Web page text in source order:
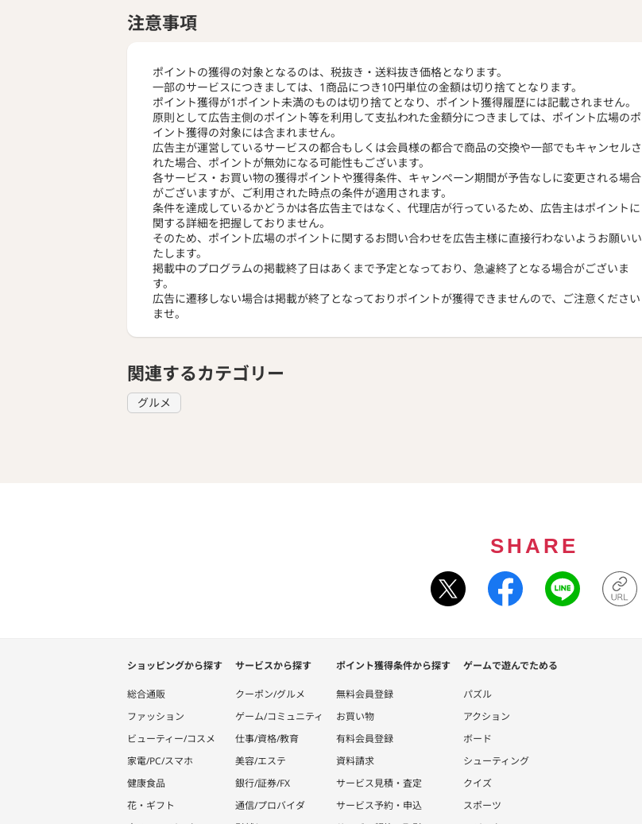
注意事項
ポイントの獲得の対象となるのは、税抜き・送料抜き価格となります。
一部のサービスにつきましては、1商品につき10円単位の金額は切り捨てとなります。
ポイント獲得が1ポイント未満のものは切り捨てとなり、ポイント獲得履歴には記載されません。
原則として広告主側のポイント等を利用して支払われた金額分につきましては、ポイント広場のポ
イント獲得の対象には含まれません。
広告主が運営しているサービスの都合もしくは会員様の都合で商品の交換や一部でもキャンセルさ
れた場合、ポイントが無効になる可能性もございます。
各サービス・お買い物の獲得ポイントや獲得条件、キャンペーン期間が予告なしに変更される場合
がございますが、ご利用された時点の条件が適用されます。
条件を達成しているかどうかは各広告主ではなく、代理店が行っているため、広告主はポイントに
関する詳細を把握しておりません。
そのため、ポイント広場のポイントに関するお問い合わせを広告主様に直接行わないようお願いい
たします。
掲載中のプログラムの掲載終了日はあくまで予定となっており、急遽終了となる場合がございま
す。
広告に遷移しない場合は掲載が終了となっておりポイントが獲得できませんので、ご注意ください
ませ。
関連するカテゴリー
グルメ
SHARE
ショッピングから探す
総合通販
ファッション
ビューティー/コスメ
家電/PC/スマホ
健康食品
花・ギフト
サービスから探す
クーポン/グルメ
ゲーム/コミュニティ
仕事/資格/教育
美容/エステ
銀行/証券/FX
通信/プロバイダ
ポイント獲得条件から探す
無料会員登録
お買い物
有料会員登録
資料請求
サービス見積・査定
サービス予約・申込
ゲームで遊んでためる
パズル
アクション
ボード
シューティング
クイズ
スポーツ